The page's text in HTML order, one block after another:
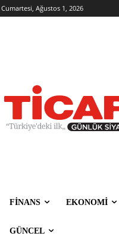
Cumartesi, Ağustos 1, 2026
FİNANS EKONOMİ
GÜNCEL